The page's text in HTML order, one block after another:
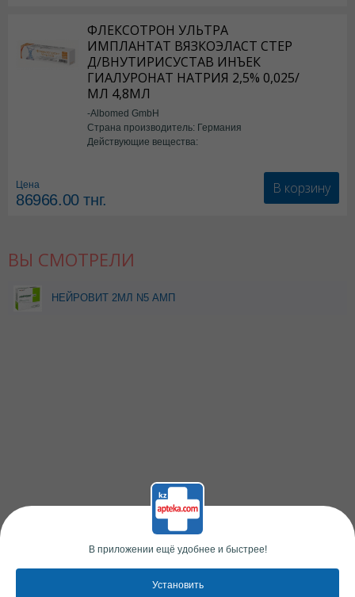
ФЛЕКСОТРОН УЛЬТРА
ИМПЛАНТАТ ВЯЗКОЭЛАСТ СТЕР
Д/ВНУТИРИСУСТАВ ИНЪЕК
ГИАЛУРОНАТ НАТРИЯ 2,5% 0,025/
МЛ 4,8МЛ
-Albomed GmbH
Страна производитель: Германия
Действующие вещества:
Цена
86966.00тнг.
В корзину
ВЫ СМОТРЕЛИ
НЕЙРОВИТ 2МЛ N5 АМП
В приложении ещё удобнее и быстрее!
Установить